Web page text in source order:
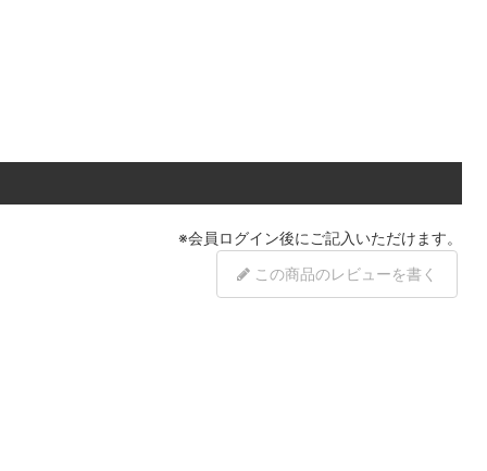
※会員ログイン後にご記入いただけます。
この商品のレビューを書く